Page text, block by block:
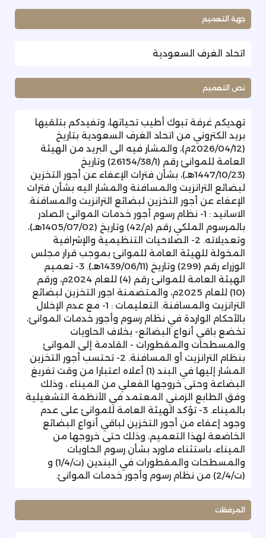
جهة التعميم
اتحاد الغرف السعودية
نص التعميم
تهديكم غرفة تبوك أطيب تحياتها، وتفيدكم بتلقيها
بريد الكتروني من اتحاد الغرف السعودية بتاريخ
(2026/04/12م)، والمشار فيه الى البريد من الهيئة
العامة للموانئ رقم (26154/38/1) وتاريخ
(1447/10/23هـ)، بشأن فترات الإعفاء عن أجور التخزين
لبضائع الترانزيت والمسافنة والمشار اليه بشأن فترات
الإعفاء عن أجور التخزين لبضائع الترانزيت والمسافنة.
الاسانيد : 1- نظام رسوم أجور خدمات الموانئ الصادر
بالمرسوم الملكي رقم (م/42) وتاريخ (1405/07/02هـ)،
وتعديلاته. 2- الصلاحيات التنظيمية والإشرافية
المخولة للهيئة العامة للموانئ بموجب قرار مجلس
الوزراء رقم (299) وتاريخ (1439/06/11هـ). 3- تعميم
الهيئة العامة للموانئ رقم (4) للعام 2024م، ورقم
(10) للعام 2025م، والمتضمنة اجور التخزين لبضائع
الترانزيت والمسافنة. التعليمات : 1- مع عدم الإخلال
بالأحكام الواردة في نظام رسوم وأجور خدمات الموانئ،
تخضع باقي أنواع البضائع- بخلاف الحاويات
والمسطحات والمقطورات - القادمة إلى الموانئ
بنظام الترانزيت أو المسافنة. 2- تحتسب أجور التخزين
المشار إليها في البند (1) أعلاه اعتبارا من وقت تفريغ
البضاعة وحتى خروجها الفعلي من الميناء ، وذلك
وفق الطابع الزمني المعتمد في الأنظمة التشغيلية
بالميناء. 3- تؤكد الهيئة العامة للموانئ على عدم
وجود إعفاء من أجور التخزين لباقي أنواع البضائع
الخاضعة لهذا التعميم، وذلك حتى خروجها من
الميناء، باستثناء ماورد بشأن رسوم الحاويات
والمسطحات والمقطورات في البندين (ت/1/4) و
(ت/2/4) من نظام رسوم وأجور خدمات الموانئ.
المرفقات